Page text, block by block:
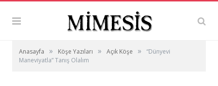
Anasayfa » Köşe Yazıları » Açık Köşe »
“Dünyevi
Maneviyatla” Tanış Olalım